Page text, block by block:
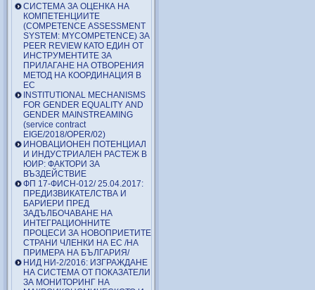
СИСТЕМА ЗА ОЦЕНКА НА
КОМПЕТЕНЦИИТЕ
(COMPETENCE ASSESSMENT
SYSTEM: MYCOMPETENCE) ЗА
PEER REVIEW КАТО ЕДИН ОТ
ИНСТРУМЕНТИТЕ ЗА
ПРИЛАГАНЕ НА ОТВОРЕНИЯ
МЕТОД НА КООРДИНАЦИЯ В
ЕС
INSTITUTIONAL MECHANISMS
FOR GENDER EQUALITY AND
GENDER MAINSTREAMING
(service contract
EIGE/2018/OPER/02)
ИНОВАЦИОНЕН ПОТЕНЦИАЛ
И ИНДУСТРИАЛЕН РАСТЕЖ В
ЮИР: ФАКТОРИ ЗА
ВЪЗДЕЙСТВИЕ
ФП 17-ФИСН-012/ 25.04.2017:
ПРЕДИЗВИКАТЕЛСТВА И
БАРИЕРИ ПРЕД
ЗАДЪЛБОЧАВАНЕ НА
ИНТЕГРАЦИОННИТЕ
ПРОЦЕСИ ЗА НОВОПРИЕТИТЕ
СТРАНИ ЧЛЕНКИ НА ЕС /НА
ПРИМЕРА НА БЪЛГАРИЯ/
НИД НИ-2/2016: ИЗГРАЖДАНЕ
НА СИСТЕМА ОТ ПОКАЗАТЕЛИ
ЗА МОНИТОРИНГ НА